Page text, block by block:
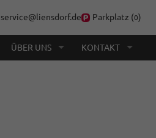
service@liensdorf.de Parkplatz (0)
ÜBER UNS KONTAKT